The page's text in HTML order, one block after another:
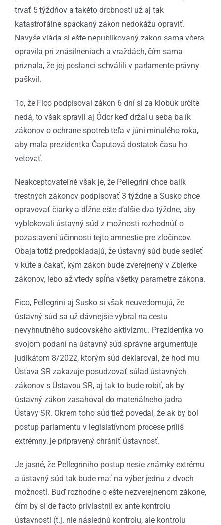
trvať 5 týždňov a takéto drobnosti už aj tak
katastrofálne spackaný zákon nedokážu opraviť.
Navyše vláda si ešte nepublikovaný zákon sama včera
opravila pri znásilneniach a vraždách, čím sama
priznala, že jej poslanci schválili v parlamente právny
paškvil.
To, že Fico podpisoval zákon 6 dní si za klobúk určite
nedá, to však spravil aj Ódor keď držal u seba balík
zákonov o ochrane spotrebiteľa v júni minulého roka,
aby mala prezidentka Čaputová dostatok času ho
vetovať.
Neakceptovateľné však je, že Pellegrini chce balík
trestných zákonov podpisovať 3 týždne a Susko chce
opravovať čiarky a dĺžne ešte ďalšie dva týždne, aby
vyblokovali ústavný súd z možnosti rozhodnúť o
pozastavení účinnosti tejto amnestie pre zločincov.
Obaja totiž predpokladajú, že ústavný súd bude sedieť
v kúte a čakať, kým zákon bude zverejnený v Zbierke
zákonov, lebo až vtedy spĺňa všetky parametre zákona.
Fico, Pellegrini aj Susko si však neuvedomujú, že
ústavný súd sa už dávnejšie vybral na cestu
nevyhnutného sudcovského aktivizmu. Prezidentka vo
svojom podaní na ústavný súd správne argumentuje
judikátom 8/2022, ktorým súd deklaroval, že hoci mu
Ústava SR zakazuje posudzovať súlad ústavných
zákonov s Ústavou SR, aj tak to bude robiť, ak by
ústavný zákon zasahoval do materiálneho jadra
Ústavy SR. Okrem toho súd tiež povedal, že ak by bol
postup parlamentu v legislatívnom procese príliš
extrémny, je pripravený chrániť ústavnosť.
Je jasné, že Pellegriniho postup nesie známky extrému
a ústavný súd tak bude mať na výber jednu z dvoch
možností. Buď rozhodne o ešte nezverejnenom zákone,
čím by si de facto privlastnil ex ante kontrolu
ústavnosti (t.j. nie následnú kontrolu, ale kontrolu